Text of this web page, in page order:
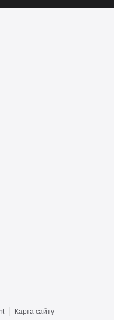
Карта сайту